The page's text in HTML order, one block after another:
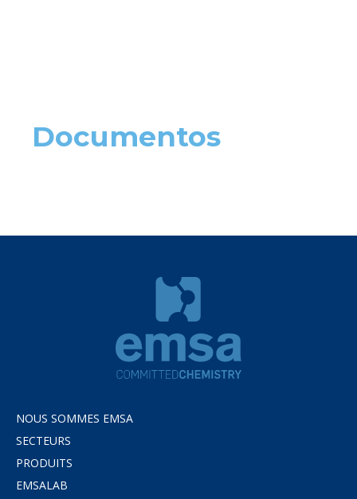
Documentos
NOUS SOMMES EMSA
SECTEURS
PRODUITS
EMSALAB